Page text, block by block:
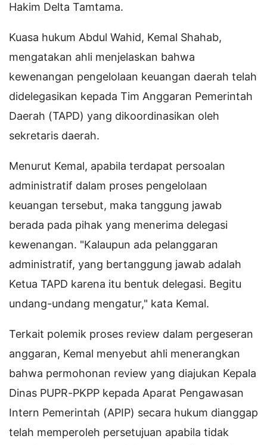
Hakim Delta Tamtama.
Kuasa hukum Abdul Wahid, Kemal Shahab,
mengatakan ahli menjelaskan bahwa
kewenangan pengelolaan keuangan daerah telah
didelegasikan kepada Tim Anggaran Pemerintah
Daerah (TAPD) yang dikoordinasikan oleh
sekretaris daerah.
Menurut Kemal, apabila terdapat persoalan
administratif dalam proses pengelolaan
keuangan tersebut, maka tanggung jawab
berada pada pihak yang menerima delegasi
kewenangan. "Kalaupun ada pelanggaran
administratif, yang bertanggung jawab adalah
Ketua TAPD karena itu bentuk delegasi. Begitu
undang-undang mengatur," kata Kemal.
Terkait polemik proses review dalam pergeseran
anggaran, Kemal menyebut ahli menerangkan
bahwa permohonan review yang diajukan Kepala
Dinas PUPR-PKPP kepada Aparat Pengawasan
Intern Pemerintah (APIP) secara hukum dianggap
telah memperoleh persetujuan apabila tidak